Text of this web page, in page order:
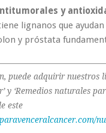
y
lignanos que
y próstata
puede adquirir nuestros
y ‘Remedios naturales
este